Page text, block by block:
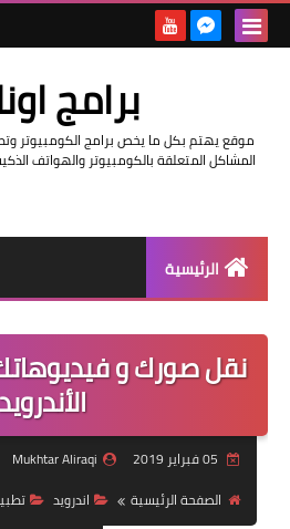
برامج
موقع يهتم بكل ما يخص برامج الكومبيوتر
المشاكل المتعلقة بالكومبيوتر والهواتف
الرئيسية
حماية
اندرويد
نقل صورك و
الأندرويد
Mukhtar Aliraqi
الصفحة الرئيسية
اندرويد